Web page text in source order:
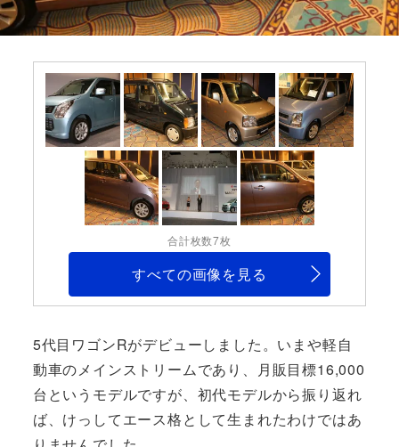
合計枚数7枚
すべての画像を見る
5代目ワゴンRがデビューしました。いまや軽自
動車のメインストリームであり、月販目標16,000
台というモデルですが、初代モデルから振り返れ
ば、けっしてエース格として生まれたわけではあ